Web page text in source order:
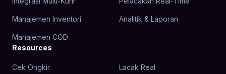
Manajemen Inventori Analitik & Laporan
Manajemen COD
Resources
Cek Ongkir Lacak Real